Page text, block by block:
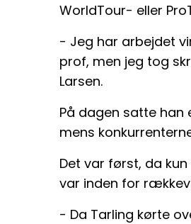
WorldTour- eller
- Jeg har arbejdet
prof, men jeg tog
Larsen.
På dagen satte
mens
Det var først, da
var inden for
- Da Tarling kørte